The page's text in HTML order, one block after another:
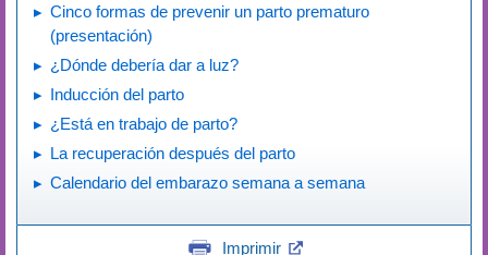
Cinco formas de prevenir un parto prematuro
(presentación)
¿Dónde debería dar a luz?
Inducción del parto
¿Está en trabajo de parto?
La recuperación después del parto
Calendario del embarazo semana a semana
Imprimir